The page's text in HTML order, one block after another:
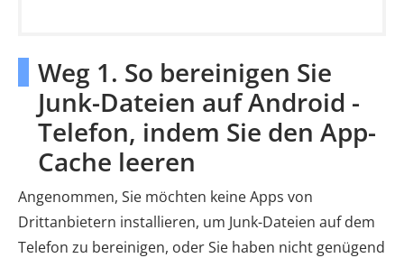
Weg 1. So bereinigen Sie
Junk-Dateien auf Android -
Telefon, indem Sie den App-
Cache leeren
Angenommen, Sie möchten keine Apps von
Drittanbietern installieren, um Junk-Dateien auf dem
Telefon zu bereinigen, oder Sie haben nicht genügend